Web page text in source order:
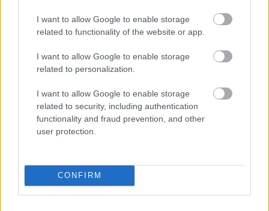
I want to allow Google to enable storage
related to functionality of the website or app.
I want to allow Google to enable storage
related to personalization.
I want to allow Google to enable storage
related to security, including authentication
functionality and fraud prevention, and other
user protection.
CONFIRM
Most szombat reggel van - és az elmúlt 14 nap óta
elsőként csúszásban vagyok a blogolással. Általában
este, amikor hazaértünk a városnézésekből, akkor én
amit Ti otthoni idő szerint reggel már el is
olvashattatok. Ez most elcsúszott, ugyanis este
kilenckor…